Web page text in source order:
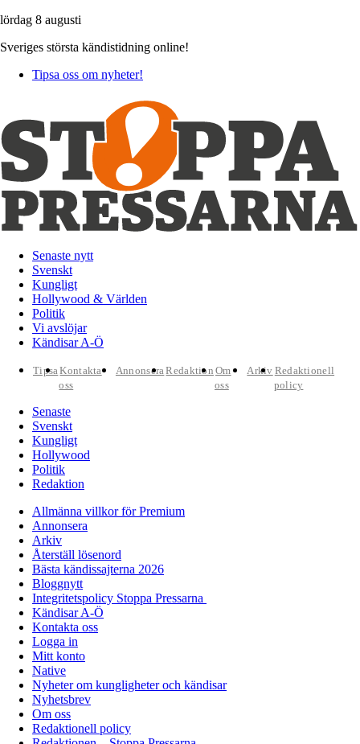
lördag 8 augusti
Sveriges största kändistidning online!
Tipsa oss om nyheter!
Senaste nytt
Svenskt
Kungligt
Hollywood & Världen
Politik
Vi avslöjar
Kändisar A-Ö
TipsaKontakta
oss
AnnonseraRedaktion Om
oss
Arkiv Redaktionell
policy
Senaste
Svenskt
Kungligt
Hollywood
Politik
Redaktion
Allmänna villkor för Premium
Annonsera
Arkiv
Återställ lösenord
Bästa kändissajterna 2026
Bloggnytt
Integritetspolicy Stoppa Pressarna
Kändisar A-Ö
Kontakta oss
Logga in
Mitt konto
Native
Nyheter om kungligheter och kändisar
Nyhetsbrev
Om oss
Redaktionell policy